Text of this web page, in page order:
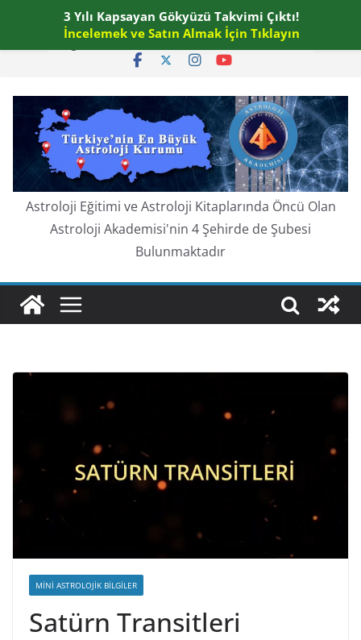
content
Perşembe, Ağustos 6, 2026
Astroloji Eğitimi ve Astroloji Kitaplarında Öncü Olan
Astroloji Akademisi'nin 4 Şehirde de Şubesi
Bulunmaktadır
MINI ASTROLOJIK BILGILER
Satürn Transitleri
3 Yılı Kapsayan Gökyüzü Takvimi Çıktı!
İncelemek ve Satın Almak İçin Tıklayın